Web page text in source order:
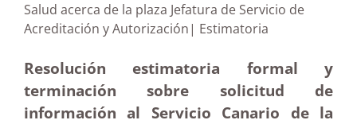
Salud acerca de la plaza Jefatura de Servicio de
Acreditación y Autorización| Estimatoria
Resolución estimatoria formal y
terminación sobre solicitud de
información al Servicio Canario de la